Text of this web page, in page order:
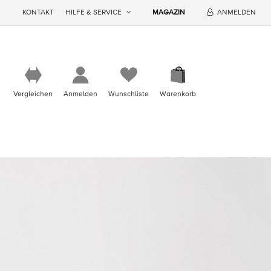
KONTAKT HILFE & SERVICE MAGAZIN ANMELDEN
Vergleichen Anmelden Wunschliste Warenkorb